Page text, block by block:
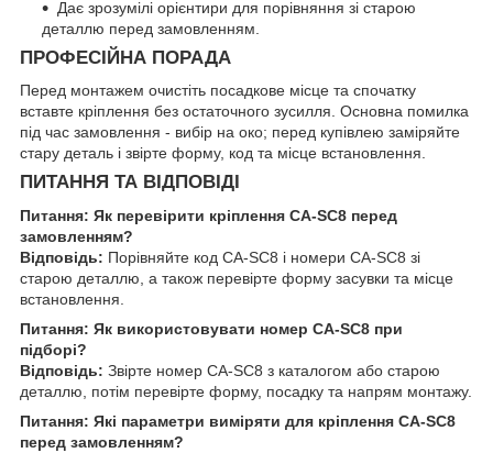
Дає зрозумілі орієнтири для порівняння зі старою
деталлю перед замовленням.
ПРОФЕСІЙНА ПОРАДА
Перед монтажем очистіть посадкове місце та спочатку
вставте кріплення без остаточного зусилля. Основна помилка
під час замовлення - вибір на око; перед купівлею заміряйте
стару деталь і звірте форму, код та місце встановлення.
ПИТАННЯ ТА ВІДПОВІДІ
Питання: Як перевірити кріплення CA-SC8 перед
замовленням?
Відповідь: Порівняйте код CA-SC8 і номери CA-SC8 зі
старою деталлю, а також перевірте форму засувки та місце
встановлення.
Питання: Як використовувати номер CA-SC8 при
підборі?
Відповідь: Звірте номер CA-SC8 з каталогом або старою
деталлю, потім перевірте форму, посадку та напрям монтажу.
Питання: Які параметри виміряти для кріплення CA-SC8
перед замовленням?